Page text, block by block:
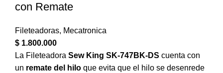
con Remate
Fileteadoras, Mecatronica
$ 1.800.000
La Fileteadora Sew King SK-747BK-DS cuenta con
un remate del hilo que evita que el hilo se desenrede